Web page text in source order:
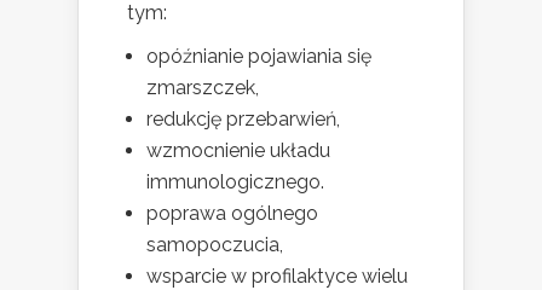
tym:
opóźnianie pojawiania się
zmarszczek,
redukcję przebarwień,
wzmocnienie układu
immunologicznego.
poprawa ogólnego
samopoczucia,
wsparcie w profilaktyce wielu